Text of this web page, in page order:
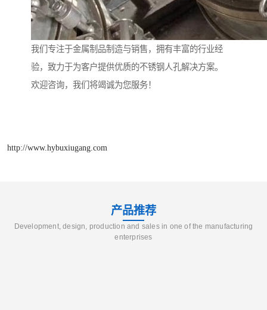
我们专注于金属制品制造与销售，拥有丰富的行业经
验，致力于为客户提供优质的不锈钢人孔解决方案。
欢迎咨询，我们将竭诚为您服务！
http://www.hybuxiugang.com
产品推荐
Development, design, production and sales in one of the manufacturing
enterprises